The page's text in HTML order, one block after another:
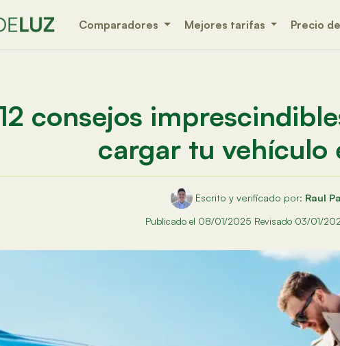
Comparadores Mejores tarifas Precio
consejos
cargar tu vehículo
Escrito y verificado por: Raul
Publicado el 08/01/2025 Revisado 03/01/